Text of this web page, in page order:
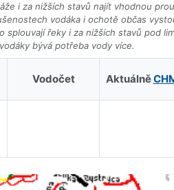
i za nižších stavů najít vhodnou
vodáka i ochotě občas
splouvají řeky i za nižších stavů pod
bývá potřeba vody více.
Vodočet Aktuálně